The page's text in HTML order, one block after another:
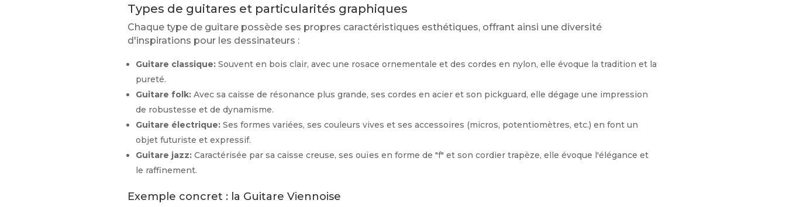
Types de guitares et particularités graphiques
Chaque type de guitare possède ses propres caractéristiques esthétiques, offrant ainsi une diversité
d'inspirations pour les dessinateurs :
Guitare classique: Souvent en bois clair, avec une rosace ornementale et des cordes en nylon, elle évoque la tradition et la
pureté.
Guitare folk: Avec sa caisse de résonance plus grande, ses cordes en acier et son pickguard, elle dégage une impression
de robustesse et de dynamisme.
Guitare électrique: Ses formes variées, ses couleurs vives et ses accessoires (micros, potentiomètres, etc.) en font un
objet futuriste et expressif.
Guitare jazz: Caractérisée par sa caisse creuse, ses ouïes en forme de "f" et son cordier trapèze, elle évoque l'élégance et
le raffinement.
Exemple concret : la Guitare Viennoise